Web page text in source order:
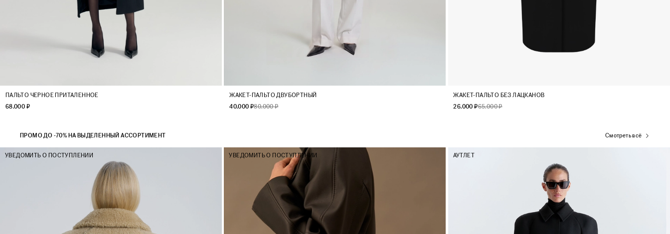
ПАЛЬТО ЧЕРНОЕ ПРИТАЛЕННОЕ
68.000 ₽
ЖАКЕТ-ПАЛЬТО ДВУБОРТНЫЙ
40.000 ₽80.000 ₽
ЖАКЕТ-ПАЛЬТО БЕЗ ЛАЦКАНОВ
26.000 ₽65.000 ₽
ПРОМО ДО -70% НА ВЫДЕЛЕННЫЙ АССОРТИМЕНТ Смотреть всё
УВЕДОМИТЬ О ПОСТУПЛЕНИИ УВЕДОМИТЬ О ПОСТУПЛЕНИИ АУТЛЕТ